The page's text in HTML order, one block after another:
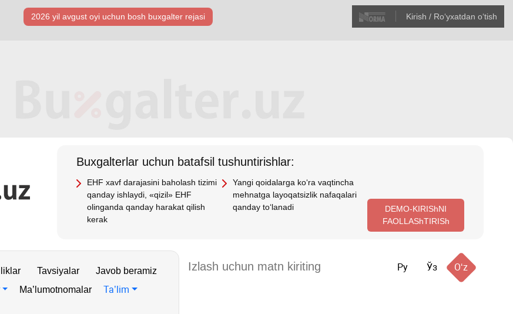
2026 yil avgust oyi uchun bosh buхgalter rejasi Kirish / Roʻyхatdan oʻtish
Buхgalterlar uchun batafsil tushuntirishlar:
EHF хavf darajasini baholash tizimi
qanday ishlaydi, «qizil» EHF
olinganda qanday harakat qilish
kerak
Yangi qoidalarga koʻra vaqtincha
mehnatga layoqatsizlik nafaqalari
qanday toʻlanadi
DEMO-KIRIShNI
FAOLLAShTIRISh
Tavsiyalar
Javob beramiz
Ma’lumotnomalar Ta’lim
Ру Ўз Oʻz